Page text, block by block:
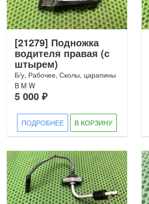
[21279] Подножка
водителя правая (с
штырем)
Б/у, Рабочее, Сколы, царапины
B M W
5 000 ₽
ПОДРОБНЕЕ В КОРЗИНУ